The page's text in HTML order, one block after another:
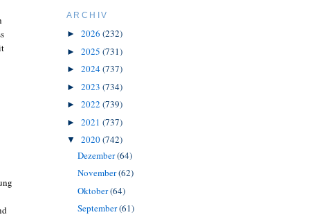
ARCHIV
► 2026 (232)
► 2025 (731)
► 2024(737)
► 2023 (734)
► 2022 (739)
► 2021 (737)
▼ 2020(742)
Dezember(64)
November(62)
Oktober(64)
September(61)